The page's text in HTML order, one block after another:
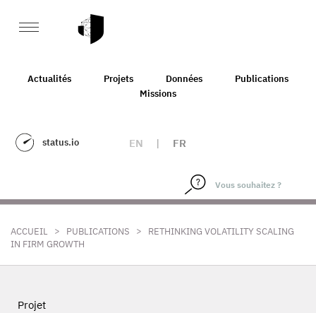
Actualités Projets Données
Publications
Missions
status.io EN | FR
ACCUEIL > PUBLICATIONS >
RETHINKING VOLATILITY SCALING
IN FIRM GROWTH
Projet